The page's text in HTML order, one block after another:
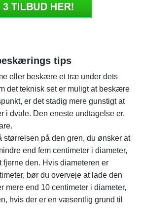
tips
eller beskære et træ under dets
det teknisk set er muligt at beskære
er det stadig mere gunstigt at
i dvale. Den eneste undtagelse er,
på den gren, du ønsker at
end fem centimeter i diameter,
fjerne den. Hvis diameteren er
bør du overveje at lade den
mere end 10 centimeter i diameter,
hvis der er en væsentlig grund til